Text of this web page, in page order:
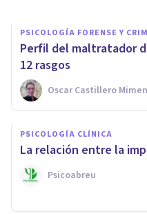
PSICOLOGÍA FORENSE Y
​Perfil del maltratador
12 rasgos
Oscar Castillero
PSICOLOGÍA CLÍNICA
La relación entre la
Psicoabreu
Cómo
género: